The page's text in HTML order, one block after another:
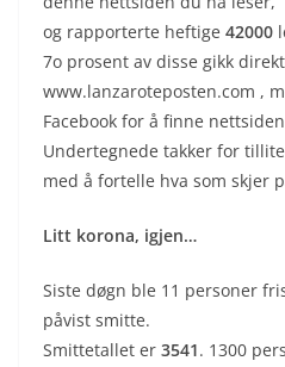
og rapporterte heftige 42000
7o prosent av disse gikk
www.lanzaroteposten.com ,
Facebook for å finne
Undertegnede takker for
med å fortelle hva som skjer
Litt korona, igjen…
Siste døgn ble 11 personer
påvist smitte.
Smittetallet er 3541. 1300